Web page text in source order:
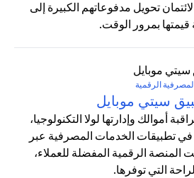
تحويل مدفوعاتهم الكبيرة إلى
بمرور الوقت.
الرقمية
سيتي موبايل
أموالك وإدارتها لولا التكنولوجيا،
في تطبيقات الخدمات المصرفية عبر
المنصة الرقمية المفضلة للعملاء،
التي توفرها.